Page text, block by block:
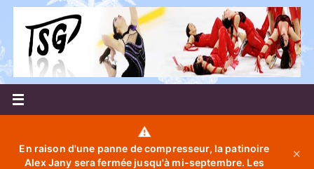
Passer
contenu
⚠️
En raison d'une panne de compresseur, la patinoire
Alex Jany sera fermée jusqu'à mi-septembre. Les
✕